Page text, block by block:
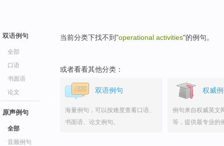
双语例句
全部
口语
书面语
论文
原声例句
全部
音频例句
当前分类下找不到"operational activities"的例句。
或者看看其他分类：
双语例句
海量例句，可以按难度查看口语、
书面语、论文例句。
权威
例句来自权威英文
等，提供最专业的